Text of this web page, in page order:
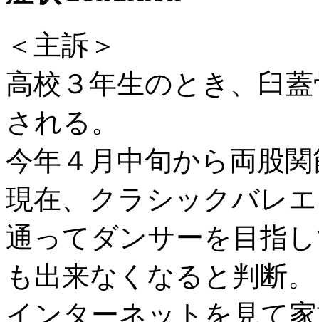
＜主訴＞
高校３年生のとき、臼
される。
今年４月中旬から両股
現在、クラシックバレ
通ってダンサーを目指
も出来なくなると判断。
インターネットを見て